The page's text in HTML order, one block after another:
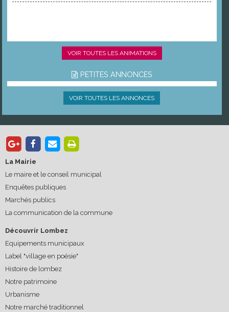
VOIR TOUTES LES ANIMATIONS
PETITES ANNONCES
VOIR TOUTES LES ANNONCES
La Mairie
Le maire et le conseil municipal
Enquêtes publiques
Marchés publics
La communication de la commune
Découvrir Lombez
Equipements municipaux
Label "village en poésie"
Histoire de lombez
Notre patrimoine
Urbanisme
Notre marché traditionnel